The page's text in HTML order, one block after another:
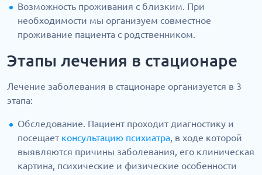
Возможность проживания с близким. При
необходимости мы организуем совместное
проживание пациента с родственником.
Этапы лечения в стационаре
Лечение заболевания в стационаре организуется в 3
этапа:
Обследование. Пациент проходит диагностику и
посещает консультацию психиатра, в ходе которой
выявляются причины заболевания, его клиническая
картина, психические и физические особенности